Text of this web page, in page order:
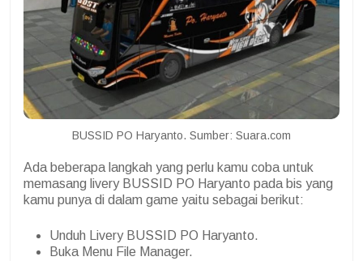
BUSSID PO Haryanto. Sumber: Suara.com
Ada beberapa langkah yang perlu kamu coba untuk
memasang livery BUSSID PO Haryanto pada bis yang
kamu punya di dalam game yaitu sebagai berikut:
Unduh Livery BUSSID PO Haryanto.
Buka Menu File Manager.